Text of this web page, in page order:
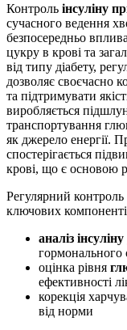
Контроль інсуліну
сучасного ведення
безпосередньо
цукру в крові та
від типу діабету,
дозволяє своєчасно
та підтримувати
виробляється
транспортування
як джерело енергії.
спостерігається
крові, що є основою
Регулярний контроль
ключових
аналіз інсуліну
гормонального
оцінка рівня
ефективності
корекція
від норми